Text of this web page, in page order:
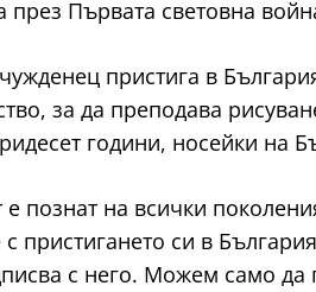
Първата световна
пристига в
за да преподава
години, носейки на
познат на всички
си в
с него. Можем само